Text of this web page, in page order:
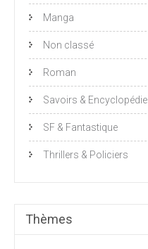
Manga
Non classé
Roman
Savoirs & Encyclopédie
SF & Fantastique
Thrillers & Policiers
Thèmes